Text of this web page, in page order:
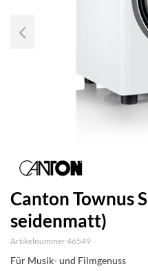
Canton Townus
seidenmatt)
Artikelnummer 46549
Für Musik- und Filmgenuss